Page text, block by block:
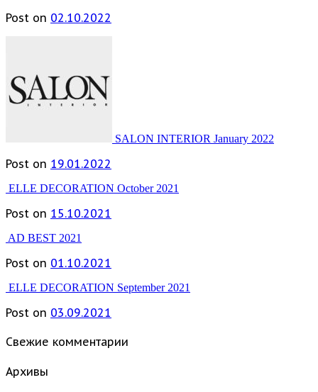
Post on 02.10.2022
SALON INTERIOR January 2022
Post on 19.01.2022
ELLE DECORATION October 2021
Post on 15.10.2021
AD BEST 2021
Post on 01.10.2021
ELLE DECORATION September 2021
Post on 03.09.2021
Свежие комментарии
Архивы